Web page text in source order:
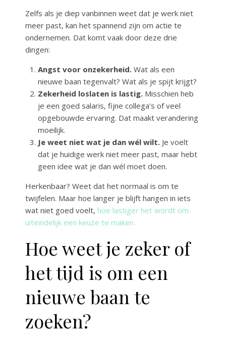
Zelfs als je diep vanbinnen weet dat je werk niet
meer past, kan het spannend zijn om actie te
ondernemen. Dat komt vaak door deze drie
dingen:
Angst voor onzekerheid. Wat als een
nieuwe baan tegenvalt? Wat als je spijt krijgt?
Zekerheid loslaten is lastig. Misschien heb
je een goed salaris, fijne collega’s of veel
opgebouwde ervaring. Dat maakt verandering
moeilijk.
Je weet niet wat je dan wél wilt. Je voelt
dat je huidige werk niet meer past, maar hebt
geen idee wat je dan wél moet doen.
Herkenbaar? Weet dat het normaal is om te
twijfelen. Maar hoe langer je blijft hangen in iets
wat niet goed voelt, hoe lastiger het wordt om
uiteindelijk een keuze te maken.
Hoe weet je zeker of
het tijd is om een
nieuwe baan te
zoeken?